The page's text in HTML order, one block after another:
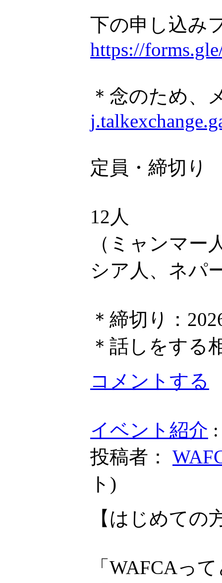
下の申し込み
https://
＊念のため、
定員・締切り
12人
（ミャンマ
シア人、ネパ
＊締切り：
＊話しをする
コメントする
イベント紹介
投稿者：
ト )
【はじめての
「WAFCAっ